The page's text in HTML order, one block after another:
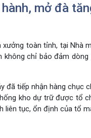
mở đà
toàn tỉnh, tại
chỉ bảo đảm
đã tiếp nhận hàng
kho dự trữ được tổ
liên tục, ổn định của tổ